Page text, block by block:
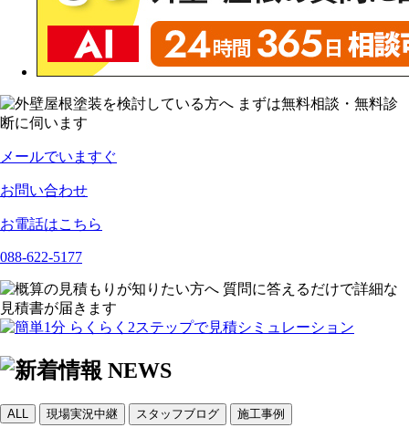
メールでいますぐ
お問い合わせ
お電話はこちら
088-622-5177
ALL 現場実況中継 スタッフブログ 施工事例